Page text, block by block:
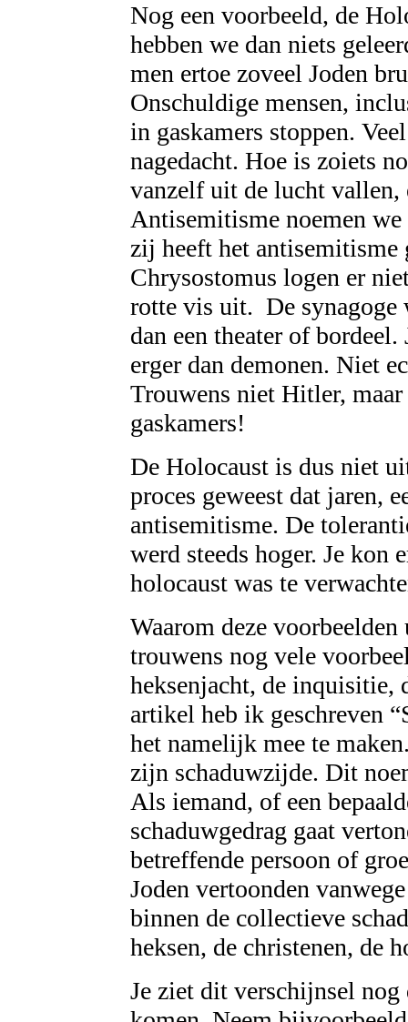
Nog een voorbeeld, de
hebben we dan niets
men ertoe zoveel Joden
Onschuldige mensen,
in gaskamers stoppen.
nagedacht. Hoe is zoiets
vanzelf uit de lucht vallen,
Antisemitisme noemen
zij heeft het antisemitisme
Chrysostomus logen er
rotte vis uit. De synagoge
dan een theater of
erger dan demonen. Niet
Trouwens niet Hitler,
gaskamers!
De Holocaust is dus niet
proces geweest dat jaren,
antisemitisme. De
werd steeds hoger. Je kon
holocaust was te
Waarom deze
trouwens nog vele
heksenjacht, de
artikel heb ik geschreven
het namelijk mee te
zijn schaduwzijde. Dit
Als iemand, of een
schaduwgedrag gaat
betreffende persoon of
Joden vertoonden
binnen de collectieve
heksen, de christenen, de
Je ziet dit verschijnsel